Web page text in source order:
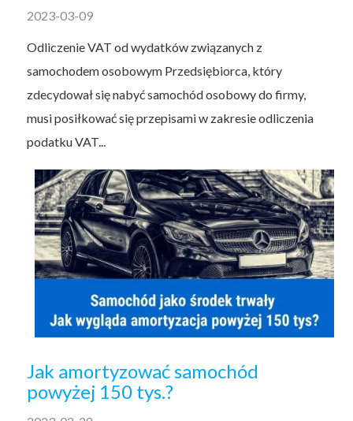
2023-03-09
Odliczenie VAT od wydatków związanych z
samochodem osobowym Przedsiębiorca, który
zdecydował się nabyć samochód osobowy do firmy,
musi posiłkować się przepisami w zakresie odliczenia
podatku VAT...
Jak amortyzować samochód
powyżej 150 tys.?